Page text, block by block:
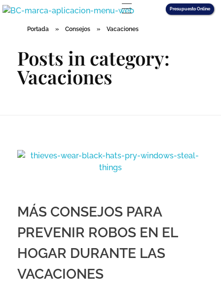
Presupuesto Online
Portada » Consejos » Vacaciones
Posts in category:
Vacaciones
MÁS CONSEJOS PARA
PREVENIR ROBOS EN EL
HOGAR DURANTE LAS
VACACIONES